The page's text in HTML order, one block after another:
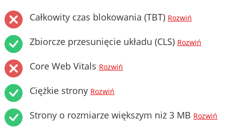
Całkowity czas blokowania (TBT) Rozwiń
Zbiorcze przesunięcie układu (CLS) Rozwiń
Core Web Vitals Rozwiń
Ciężkie strony Rozwiń
Strony o rozmiarze większym niż 3 MB Rozwiń